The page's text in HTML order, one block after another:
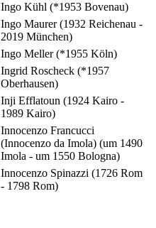
Ingo Kühl (*1953 Bovenau)
Ingo Maurer (1932 Reichenau -
2019 München)
Ingo Meller (*1955 Köln)
Ingrid Roscheck (*1957
Oberhausen)
Inji Efflatoun (1924 Kairo -
1989 Kairo)
Innocenzo Francucci
(Innocenzo da Imola) (um 1490
Imola - um 1550 Bologna)
Innocenzo Spinazzi (1726 Rom
- 1798 Rom)